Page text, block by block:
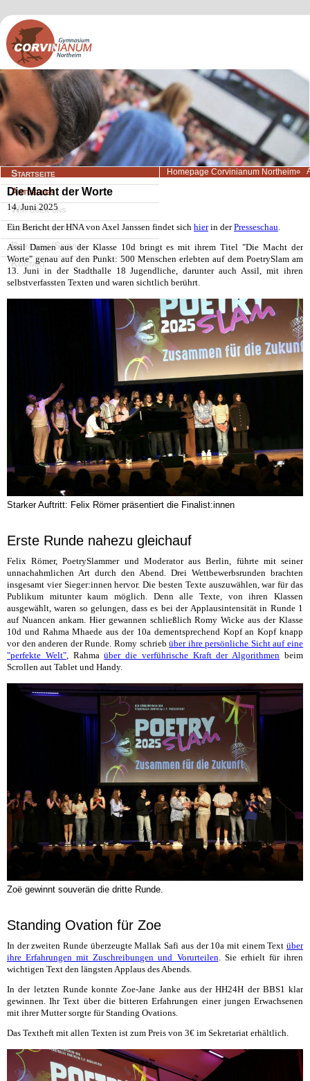
Navigation
überspringen
Startseite
Aktuelles
Wir über uns
Lernangebote
Beratung/Service
Kontakt
Homepage Corvinianum Northeim
Die Macht der Worte
14. Juni 2025
Ein Bericht der HNA von Axel Janssen findet sich hierin derPresseschau.
Assil Damen aus der Klasse 10d bringt es mit ihrem Titel "Die Macht der
Worte" genau auf den Punkt: 500 Menschen erlebten auf dem PoetrySlam am
13. Juni in der Stadthalle 18 Jugendliche, darunter auch Assil, mit ihren
selbstverfassten Texten und waren sichtlich berührt.
Starker Auftritt: Felix Römer präsentiert die Finalist:innen
Erste Runde nahezu gleichauf
Felix Römer, PoetrySlammer und Moderator aus Berlin, führte mit seiner
unnachahmlichen Art durch den Abend. Drei Wettbewerbsrunden brachten
insgesamt vier Sieger:innen hervor. Die besten Texte auszuwählen, war für das
Publikum mitunter kaum möglich. Denn alle Texte, von ihren Klassen
ausgewählt, waren so gelungen, dass es bei der Applausintensität in Runde 1
auf Nuancen ankam. Hier gewannen schließlich Romy Wicke aus der Klasse
10d und Rahma Mhaede aus der 10a dementsprechend Kopf an Kopf knapp
vor den anderen der Runde. Romy schriebüber ihre persönliche Sicht auf eine
"perfekte Welt", Rahmaüber die verführische Kraft der Algorithmen beim
Scrollen aut Tablet und Handy.
Zoë gewinnt souverän die dritte Runde.
Standing Ovation für Zoe
In der zweiten Runde überzeugte Mallak Safi aus der 10a mit einem Text über
ihre Erfahrungen mit Zuschreibungen und Vorurteilen . Sie erhielt für ihren
wichtigen Text den längsten Applaus des Abends.
In der letzten Runde konnte Zoe-Jane Janke aus der HH24H der BBS1 klar
gewinnen. Ihr Text über die bitteren Erfahrungen einer jungen Erwachsenen
mit ihrer Mutter sorgte für Standing Ovations.
Das Textheft mit allen Texten ist zum Preis von 3€ im Sekretariat erhältlich.